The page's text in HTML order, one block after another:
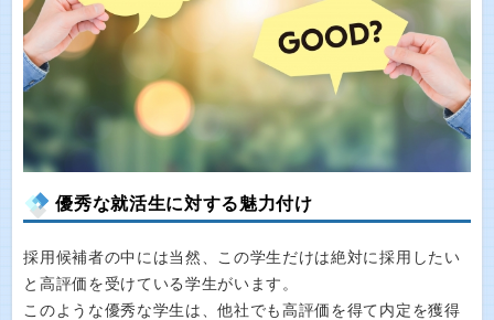
優秀な就活生に対する魅力付け
採用候補者の中には当然、この学生だけは絶対に採用したい
と高評価を受けている学生がいます。
このような優秀な学生は、他社でも高評価を得て内定を獲得